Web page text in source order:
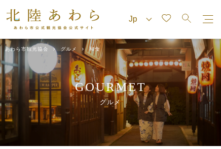
あわら市観光協会 グルメ 和食
GOURMET
グルメ